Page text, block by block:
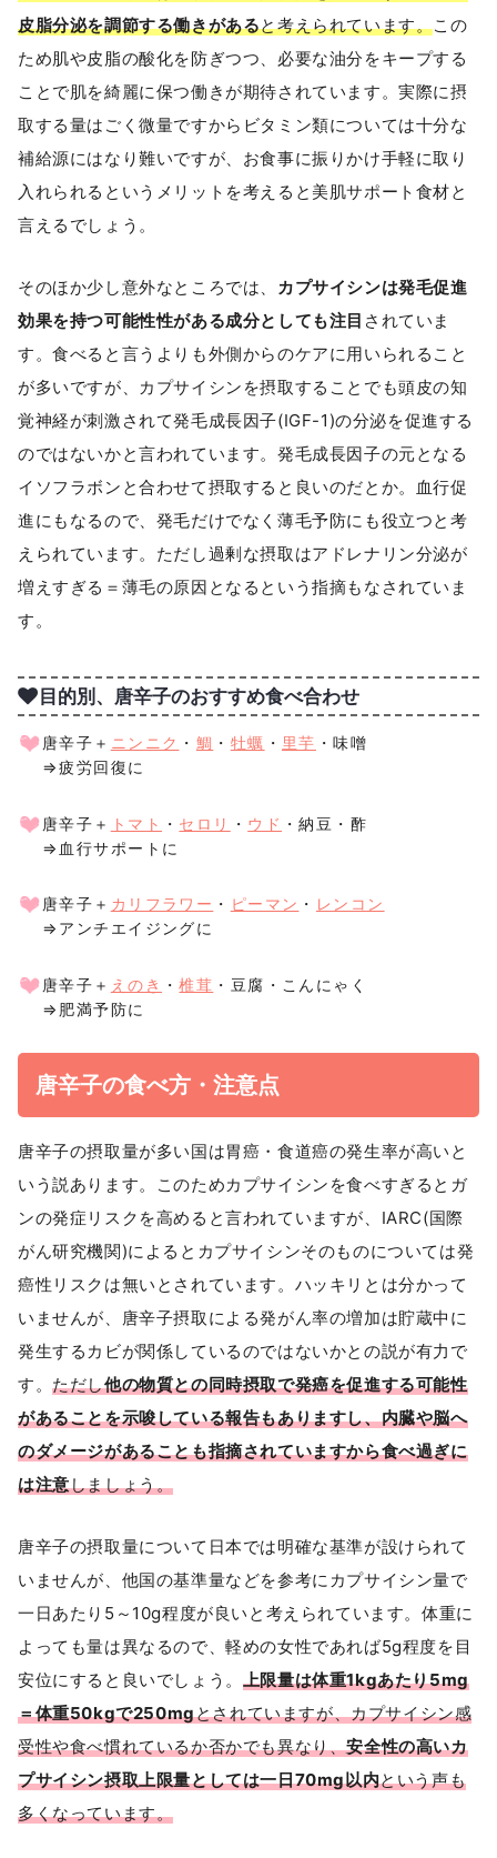
皮脂分泌を調節する働きがあると考えられています。この
ため肌や皮脂の酸化を防ぎつつ、必要な油分をキープする
ことで肌を綺麗に保つ働きが期待されています。実際に摂
取する量はごく微量ですからビタミン類については十分な
補給源にはなり難いですが、お食事に振りかけ手軽に取り
入れられるというメリットを考えると美肌サポート食材と
言えるでしょう。
そのほか少し意外なところでは、
カプサイシンは発毛促進
効果を持つ可能性性がある成分としても注目 されていま
す。食べると言うよりも外側からのケアに用いられること
が多いですが、カプサイシンを摂取することでも頭皮の知
覚神経が刺激されて発毛成長因子(IGF-1)の分泌を促進する
のではないかと言われています。発毛成長因子の元となる
イソフラボンと合わせて摂取すると良いのだとか。血行促
進にもなるので、発毛だけでなく薄毛予防にも役立つと考
えられています。ただし過剰な摂取はアドレナリン分泌が
増えすぎる＝薄毛の原因となるという指摘もなされていま
す。
目的別、唐辛子のおすすめ食べ合わせ
唐辛子＋ ニンニク ・ 鯛 ・ 牡蠣 ・ 里芋 ・味噌
⇒疲労回復に
唐辛子＋ トマト ・ セロリ ・ ウド ・納豆・酢
⇒血行サポートに
唐辛子＋ カリフラワー ・ ピーマン ・ レンコン
⇒アンチエイジングに
唐辛子＋ えのき ・椎茸 ・豆腐・こんにゃく
⇒肥満予防に
唐辛子の食べ方・注意点
唐辛子の摂取量が多い国は胃癌・食道癌の発生率が高いと
いう説あります。このためカプサイシンを食べすぎるとガ
ンの発症リスクを高めると言われていますが、IARC(国際
がん研究機関)によるとカプサイシンそのものについては発
癌性リスクは無いとされています。ハッキリとは分かって
いませんが、唐辛子摂取による発がん率の増加は貯蔵中に
発生するカビが関係しているのではないかとの説が有力で
す。ただし他の物質との同時摂取で発癌を促進する可能性
があることを示唆している報告もありますし、内臓や脳へ
のダメージがあることも指摘されていますから食べ過ぎに
は注意しましょう。
唐辛子の摂取量について日本では明確な基準が設けられて
いませんが、他国の基準量などを参考にカプサイシン量で
一日あたり5～10g程度が良いと考えられています。体重に
よっても量は異なるので、軽めの女性であれば5g程度を目
安位にすると良いでしょう。 上限量は体重1kgあたり5mg
＝体重50kgで250mgとされていますが、カプサイシン感
受性や食べ慣れているか否かでも異なり、安全性の高いカ
プサイシン摂取上限量としては一日70mg以内という声も
多くなっています。